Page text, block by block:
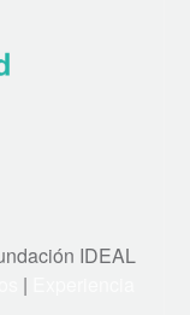
IDEAL
|